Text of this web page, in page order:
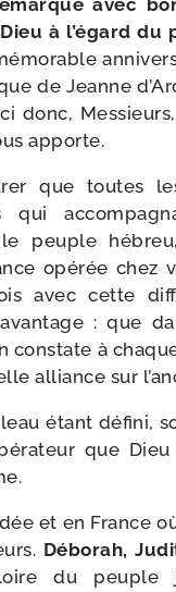
avec
à l’é­gard du
de Jeanne
donc,
apporte.
que toutes
qui
peuple
opé­rée chez
avec cette
: que
constate à
alliance sur
étant défi­ni,
que
et en France
Déborah,
du